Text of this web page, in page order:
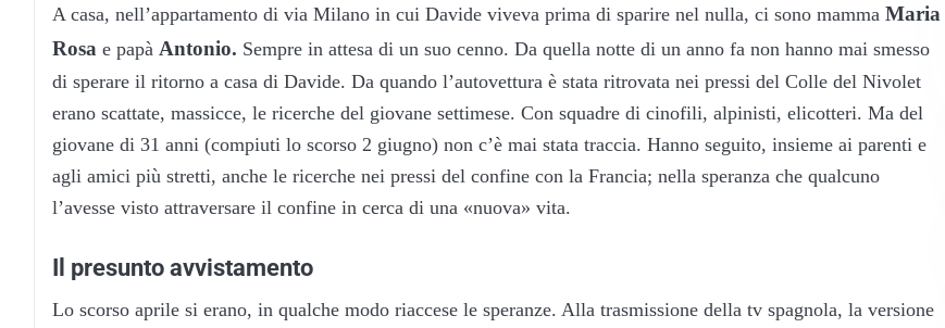
A casa, nell’appartamento di via Milano in cui Davide viveva prima di sparire nel nulla, ci sono mamma Maria
Rosa e papà Antonio. Sempre in attesa di un suo cenno. Da quella notte di un anno fa non hanno mai smesso
di sperare il ritorno a casa di Davide. Da quando l’autovettura è stata ritrovata nei pressi del Colle del Nivolet
erano scattate, massicce, le ricerche del giovane settimese. Con squadre di cinofili, alpinisti, elicotteri. Ma del
giovane di 31 anni (compiuti lo scorso 2 giugno) non c’è mai stata traccia. Hanno seguito, insieme ai parenti e
agli amici più stretti, anche le ricerche nei pressi del confine con la Francia; nella speranza che qualcuno
l’avesse visto attraversare il confine in cerca di una «nuova» vita.
Il presunto avvistamento
Lo scorso aprile si erano, in qualche modo riaccese le speranze. Alla trasmissione della tv spagnola, la versione